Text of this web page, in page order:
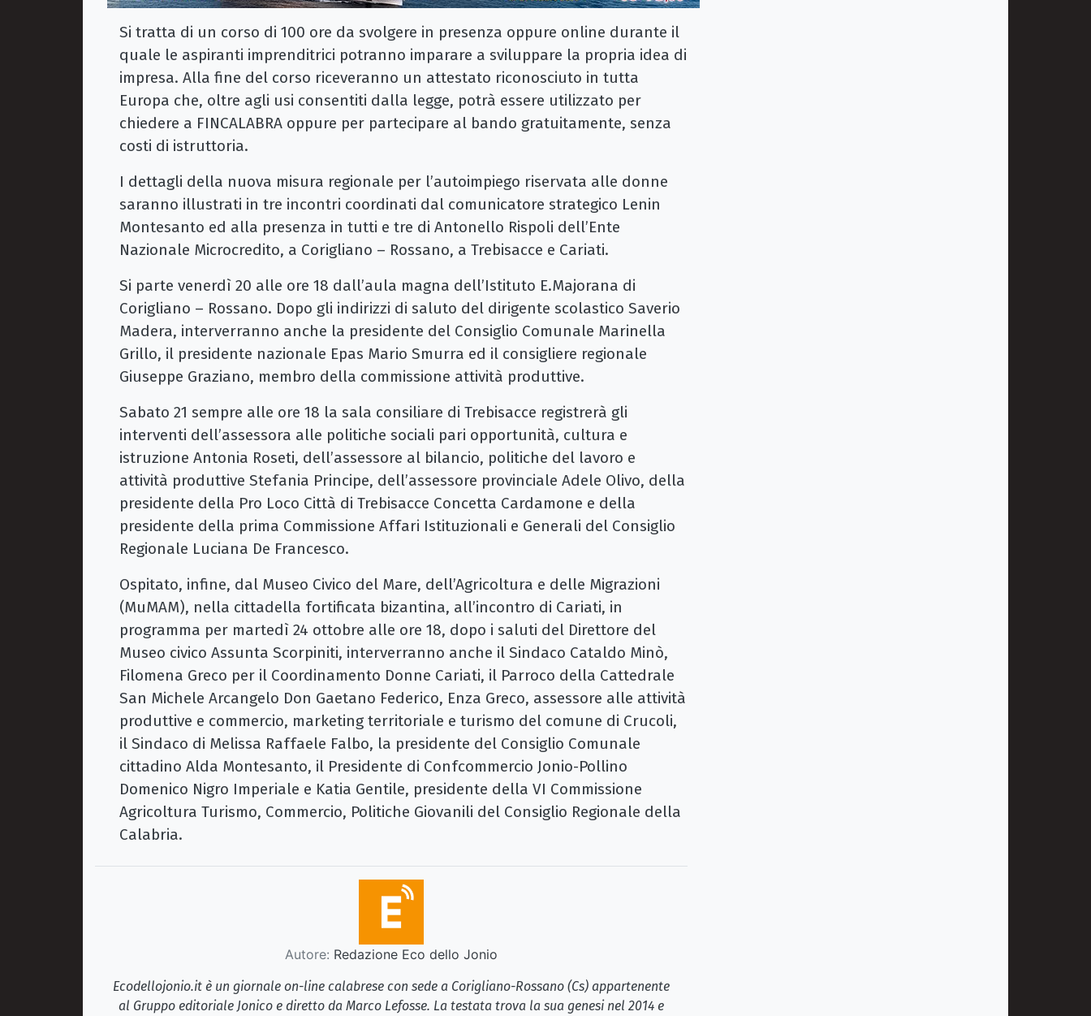
Si tratta di un corso di 100 ore da svolgere in presenza oppure online durante il
quale le aspiranti imprenditrici potranno imparare a sviluppare la propria idea di
impresa. Alla fine del corso riceveranno un attestato riconosciuto in tutta
Europa che, oltre agli usi consentiti dalla legge, potrà essere utilizzato per
chiedere a FINCALABRA oppure per partecipare al bando gratuitamente, senza
costi di istruttoria.
I dettagli della nuova misura regionale per l’autoimpiego riservata alle donne
saranno illustrati in tre incontri coordinati dal comunicatore strategico Lenin
Montesanto ed alla presenza in tutti e tre di Antonello Rispoli dell’Ente
Nazionale Microcredito, a Corigliano – Rossano, a Trebisacce e Cariati.
Si parte venerdì 20 alle ore 18 dall’aula magna dell’Istituto E.Majorana di
Corigliano – Rossano. Dopo gli indirizzi di saluto del dirigente scolastico Saverio
Madera, interverranno anche la presidente del Consiglio Comunale Marinella
Grillo, il presidente nazionale Epas Mario Smurra ed il consigliere regionale
Giuseppe Graziano, membro della commissione attività produttive.
Sabato 21 sempre alle ore 18 la sala consiliare di Trebisacce registrerà gli
interventi dell’assessora alle politiche sociali pari opportunità, cultura e
istruzione Antonia Roseti, dell’assessore al bilancio, politiche del lavoro e
attività produttive Stefania Principe, dell’assessore provinciale Adele Olivo, della
presidente della Pro Loco Città di Trebisacce Concetta Cardamone e della
presidente della prima Commissione Affari Istituzionali e Generali del Consiglio
Regionale Luciana De Francesco.
Ospitato, infine, dal Museo Civico del Mare, dell’Agricoltura e delle Migrazioni
(MuMAM), nella cittadella fortificata bizantina, all’incontro di Cariati, in
programma per martedì 24 ottobre alle ore 18, dopo i saluti del Direttore del
Museo civico Assunta Scorpiniti, interverranno anche il Sindaco Cataldo Minò,
Filomena Greco per il Coordinamento Donne Cariati, il Parroco della Cattedrale
San Michele Arcangelo Don Gaetano Federico, Enza Greco, assessore alle attività
produttive e commercio, marketing territoriale e turismo del comune di Crucoli,
il Sindaco di Melissa Raffaele Falbo, la presidente del Consiglio Comunale
cittadino Alda Montesanto, il Presidente di Confcommercio Jonio-Pollino
Domenico Nigro Imperiale e Katia Gentile, presidente della VI Commissione
Agricoltura Turismo, Commercio, Politiche Giovanili del Consiglio Regionale della
Calabria.
Autore: Redazione Eco dello Jonio
Ecodellojonio.it è un giornale on-line calabrese con sede a Corigliano-Rossano (Cs) appartenente
al Gruppo editoriale Jonico e diretto da Marco Lefosse. La testata trova la sua genesi nel 2014 e